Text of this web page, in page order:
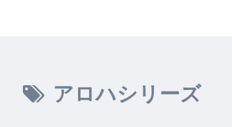
アロハシリーズ